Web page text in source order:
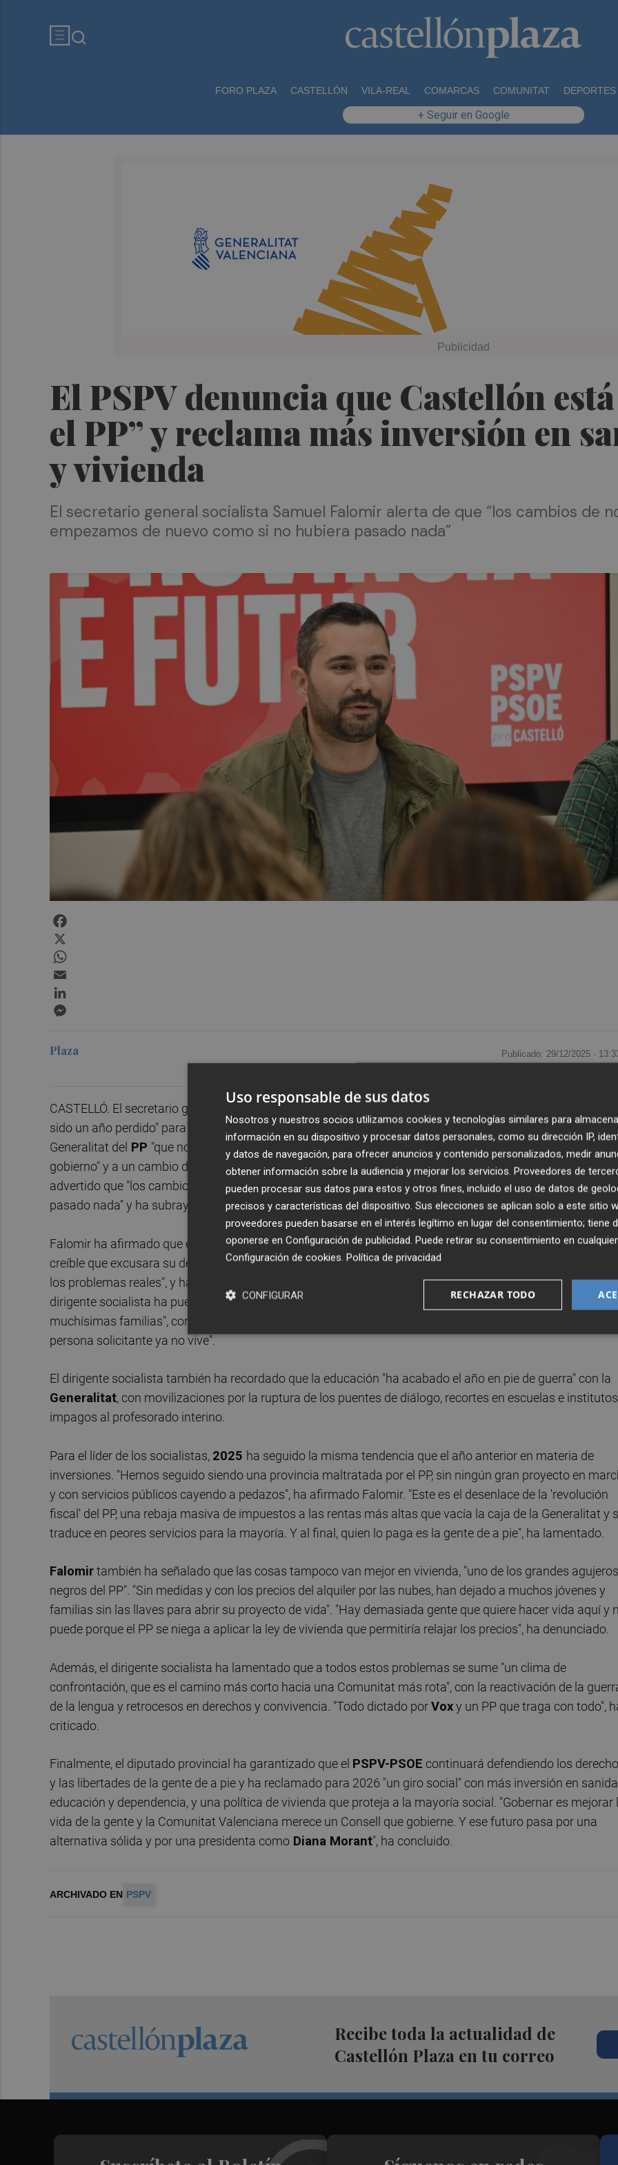
FORO PLAZA CASTELLÓN VILA-REAL COMARCAS COMUNITAT DEPORTES
+ Seguir en Google
El PSPV denuncia que Castellón
el PP” y reclama más inversión en
y vivienda
El secretario general socialista Samuel Falomir alerta de que “los cambios de
empezamos de nuevo como si no hubiera pasado nada”
Plaza Publicado: 29/12/2025 ·
CASTELLÓ. El secretario general del PSPV-PSOE de Castelló,
sido un año perdido" para la
Comunitat Valencianay para la provincia como consecuencia de una
Generalitat del PP "que no levanta el vuelo" y que se ha visto abocada a "remodelaciones improvisadas de
gobierno" y a un cambio de presidente que, según ha dicho, "no viene a cambiar ni arreglar nada". Falomir
advertido que "los cambios de nombre solo buscan hacer ver que empezamos de nuevo como si no
pasado nada" y ha subrayado que "eso no se lo merecen los valencianos y las valencianas".
Falomir ha afirmado que el Consellha estado todo el año "más pendiente de intentar buscar un relato
creíble que excusara su desaparición cuando la gente se ahogaba el día de la
los problemas reales", y ha advertido que "para muchas personas ya llegan tarde". En este sentido, el
dirigente socialista ha puesto el foco en la sanidad y la dependencia, que "siguen desesperando a
muchísimas familias", con listas de espera "inhumanas" y valoraciones de ayuda "que llegan cuando la
persona solicitante ya no vive".
El dirigente socialista también ha recordado que la educación "ha acabado el año en pie de guerra" con la
Generalitat, con movilizaciones por la ruptura de los puentes de diálogo, recortes en escuelas e
impagos al profesorado interino.
Para el líder de los socialistas, 2025 ha seguido la misma tendencia que el año anterior en materia de
inversiones. "Hemos seguido siendo una provincia maltratada por el PP, sin ningún gran proyecto en
y con servicios públicos cayendo a pedazos", ha afirmado Falomir. "Este es el desenlace de la 'revolución
fiscal' del PP, una rebaja masiva de impuestos a las rentas más altas que vacía la caja de la Generalitat y
traduce en peores servicios para la mayoría. Y al final, quien lo paga es la gente de a pie", ha lamentado.
Falomirtambién ha señalado que las cosas tampoco van mejor en vivienda, "uno de los grandes agujeros
negros del PP". "Sin medidas y con los precios del alquiler por las nubes, han dejado a muchos jóvenes y
familias sin las llaves para abrir su proyecto de vida". "Hay demasiada gente que quiere hacer vida aquí y
puede porque el PP se niega a aplicar la ley de vivienda que permitiría relajar los precios", ha denunciado.
Además, el dirigente socialista ha lamentado que a todos estos problemas se sume "un clima de
confrontación, que es el camino más corto hacia una Comunitat más rota", con la reactivación de la
de la lengua y retrocesos en derechos y convivencia. "Todo dictado porVoxy un PP que traga con todo",
criticado.
Finalmente, el diputado provincial ha garantizado que el PSPV-PSOE continuará defendiendo los
y las libertades de la gente de a pie y ha reclamado para 2026 "un giro social" con más inversión en
educación y dependencia, y una política de vivienda que proteja a la mayoría social. "Gobernar es mejorar
vida de la gente y la Comunitat Valenciana merece un Consell que gobierne. Y ese futuro pasa por una
alternativa sólida y por una presidenta como Diana Morant", ha concluido.
ARCHIVADO EN PSPV
Recibe toda la actualidad de
Castellón Plaza en tu correo
Uso responsable de sus datos
Nosotros y nuestros socios utilizamos cookies y tecnologías similares para
información en su dispositivo y procesar datos personales, como su dirección IP,
y datos de navegación, para ofrecer anuncios y contenido personalizados, medir
obtener información sobre la audiencia y mejorar los servicios. Proveedores de
pueden procesar sus datos para estos y otros fines, incluido el uso de datos de
precisos y características del dispositivo. Sus elecciones se aplican solo a este sitio
proveedores pueden basarse en el interés legítimo en lugar del consentimiento; tiene
oponerse en Configuración de publicidad. Puede retirar su consentimiento en
Configuración de cookies. Política de privacidad
RECHAZAR TODO
CONFIGURAR